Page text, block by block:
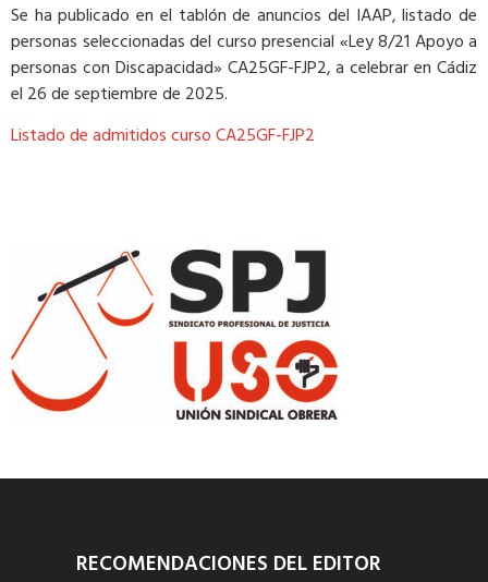
Se ha publicado en el tablón de anuncios del IAAP, listado de
personas seleccionadas del curso presencial «Ley 8/21 Apoyo a
personas con Discapacidad» CA25GF-FJP2, a celebrar en Cádiz
el 26 de septiembre de 2025.
Listado de admitidos curso CA25GF-FJP2
RECOMENDACIONES DEL EDITOR